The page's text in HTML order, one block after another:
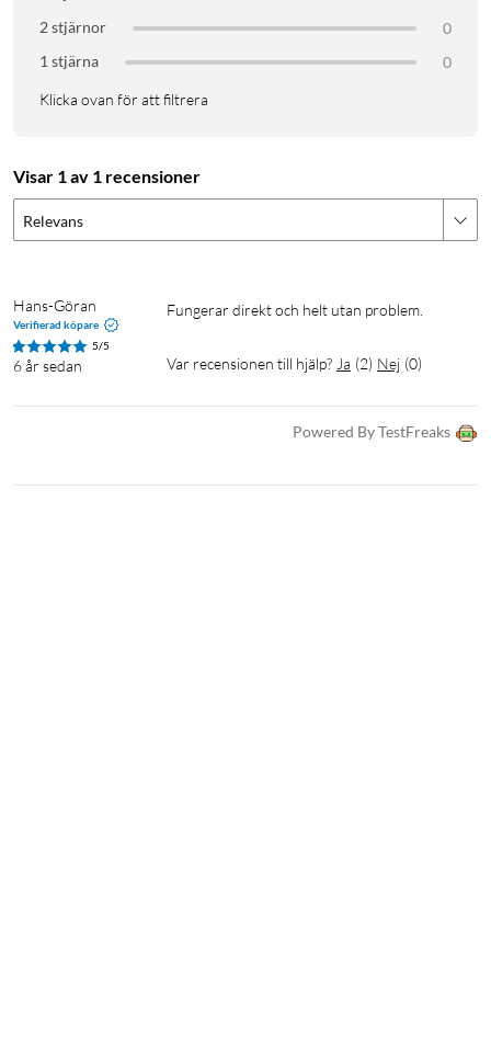
2 stjärnor
0
1 stjärna
0
Klicka ovan för att filtrera
Visar 1 av 1 recensioner
Relevans
Hans-Göran
Verifierad köpare
5/5
6 år sedan
Fungerar direkt och helt utan problem.
Var recensionen till hjälp? Ja (2) Nej (0)
Powered By TestFreaks